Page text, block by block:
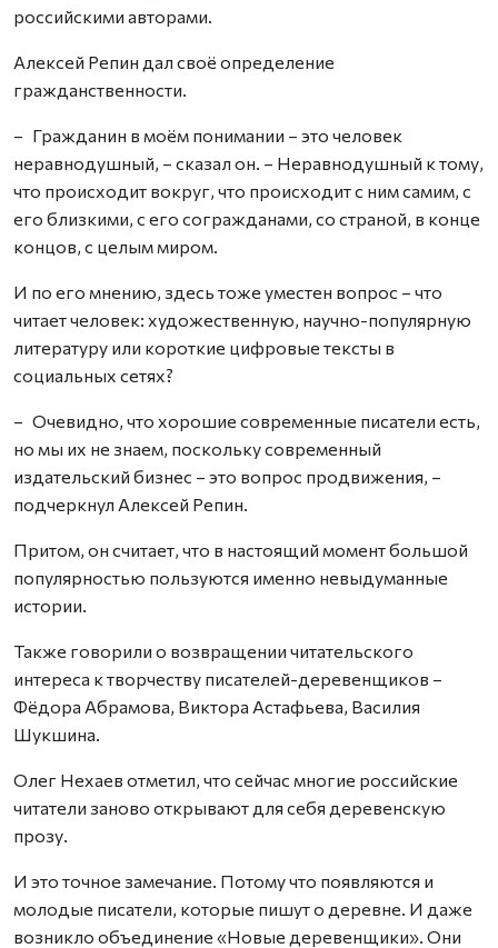
российскими авторами.
Алексей Репин дал своё определение
гражданственности.
– Гражданин в моём понимании – это человек
неравнодушный, – сказал он. – Неравнодушный к тому,
что происходит вокруг, что происходит с ним самим, с
его близкими, с его согражданами, со страной, в конце
концов, с целым миром.
И по его мнению, здесь тоже уместен вопрос – что
читает человек: художественную, научно-популярную
литературу или короткие цифровые тексты в
социальных сетях?
– Очевидно, что хорошие современные писатели есть,
но мы их не знаем, поскольку современный
издательский бизнес – это вопрос продвижения, –
подчеркнул Алексей Репин.
Притом, он считает, что в настоящий момент большой
популярностью пользуются именно невыдуманные
истории.
Также говорили о возвращении читательского
интереса к творчеству писателей-деревенщиков –
Фёдора Абрамова, Виктора Астафьева, Василия
Шукшина.
Олег Нехаев отметил, что сейчас многие российские
читатели заново открывают для себя деревенскую
прозу.
И это точное замечание. Потому что появляются и
молодые писатели, которые пишут о деревне. И даже
возникло объединение «Новые деревенщики». Они